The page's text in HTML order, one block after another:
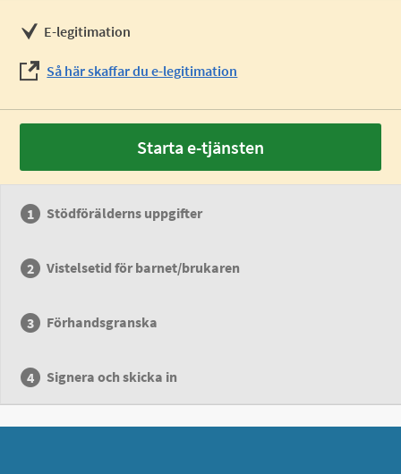
E-legitimation
Så här skaffar du e-legitimation
Starta e-tjänsten
Stödförälderns uppgifter
Vistelsetid för barnet/brukaren
Förhandsgranska
Signera och skicka in